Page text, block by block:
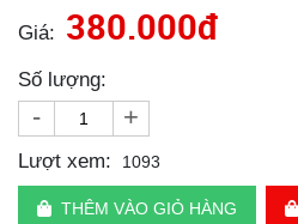
Giá: 380.000đ
Số lượng:
- +
Lượt xem: 1093
THÊM VÀO GIỎ HÀNG